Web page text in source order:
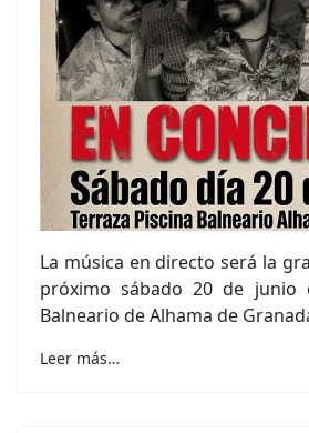
La música en directo será la
próximo sábado 20 de junio
Balneario de Alhama de
Leer más…